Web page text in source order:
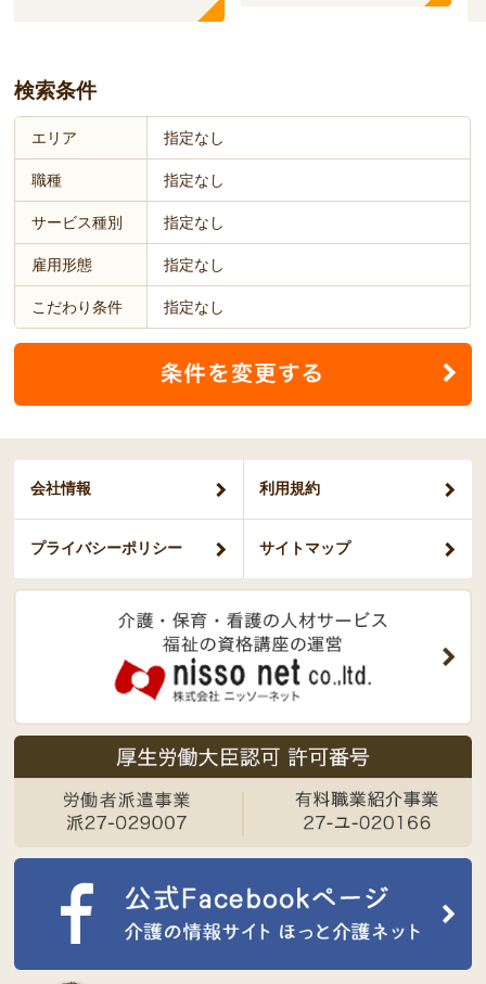
検索条件
エリア 指定なし
職種 指定なし
サービス種別 指定なし
雇用形態 指定なし
こだわり条件 指定なし
会社情報 利用規約
プライバシーポリシー サイトマップ